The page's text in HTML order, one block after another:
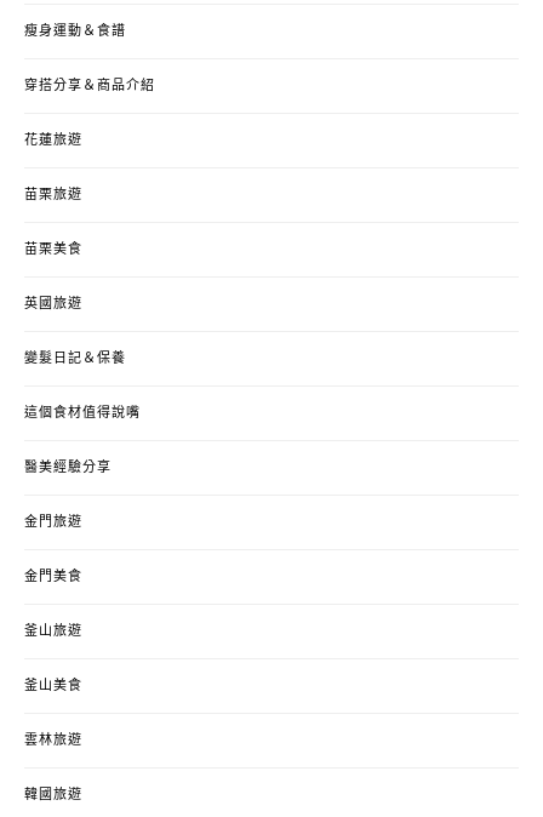
瘦身運動＆食譜
穿搭分享＆商品介紹
花蓮旅遊
苗栗旅遊
苗栗美食
英國旅遊
變髮日記＆保養
這個食材值得說嘴
醫美經驗分享
金門旅遊
金門美食
釜山旅遊
釜山美食
雲林旅遊
韓國旅遊